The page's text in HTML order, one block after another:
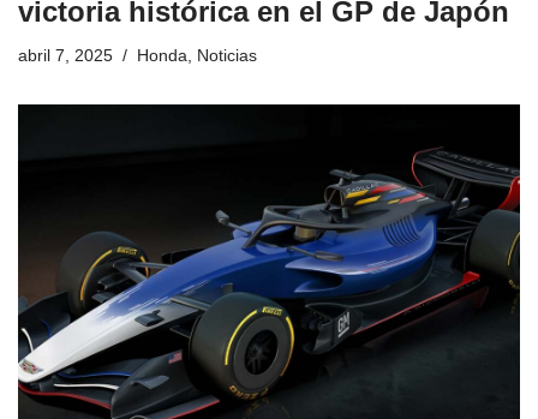
victoria histórica en el GP de Japón
abril 7, 2025 Honda Noticias